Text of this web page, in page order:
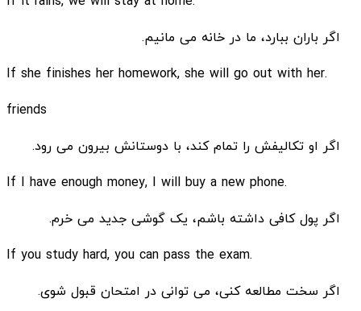
اگر باران ببارد، ما در خانه می مانیم.
.If she finishes her homework, she will go out with her
friends
اگر او تکالیفش را تمام کند، با دوستانش بیرون می رود.
.If I have enough money, I will buy a new phone
اگر پول کافی داشته باشم، یک گوشی جدید می خرم.
.If you study hard, you can pass the exam
اگر سخت مطالعه کنی، می توانی در امتحان قبول شوی.